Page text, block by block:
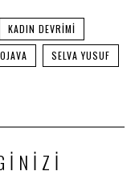
KADIN DEVRIMI
SELVA YUSUF